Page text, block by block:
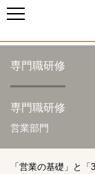
専門職研修
専門職研修
営業部門
「営業の基礎」と